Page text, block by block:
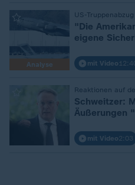
Analyse
US-
"Die
eigene
mit Video
Reaktionen auf
Schweitzer:
Äußerungen
mit Video2:03